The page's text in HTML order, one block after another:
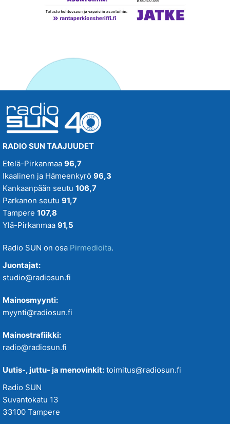
RADIO SUN TAAJUUDET
Etelä-Pirkanmaa 96,7
Ikaalinen ja Hämeenkyrö 96,3
Kankaanpään seutu 106,7
Parkanon seutu 91,7
Tampere 107,8
Ylä-Pirkanmaa 91,5
Radio SUN on osa Pirmedioita.
Juontajat:
studio@radiosun.fi
Mainosmyynti:
myynti@radiosun.fi
Mainostrafiikki:
radio@radiosun.fi
Uutis-, juttu- ja menovinkit: toimitus@radiosun.fi
Radio SUN
Suvantokatu 13
33100 Tampere